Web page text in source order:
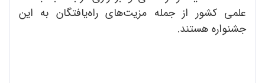
علمی کشور از جمله مزیت‌های راه‌یافتگان به این
جشنواره هستند.